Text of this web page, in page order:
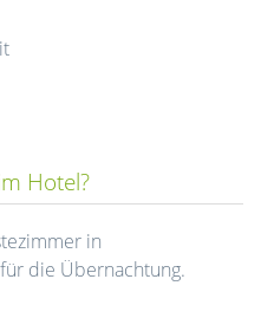
Hotel?
in
die Übernachtung.